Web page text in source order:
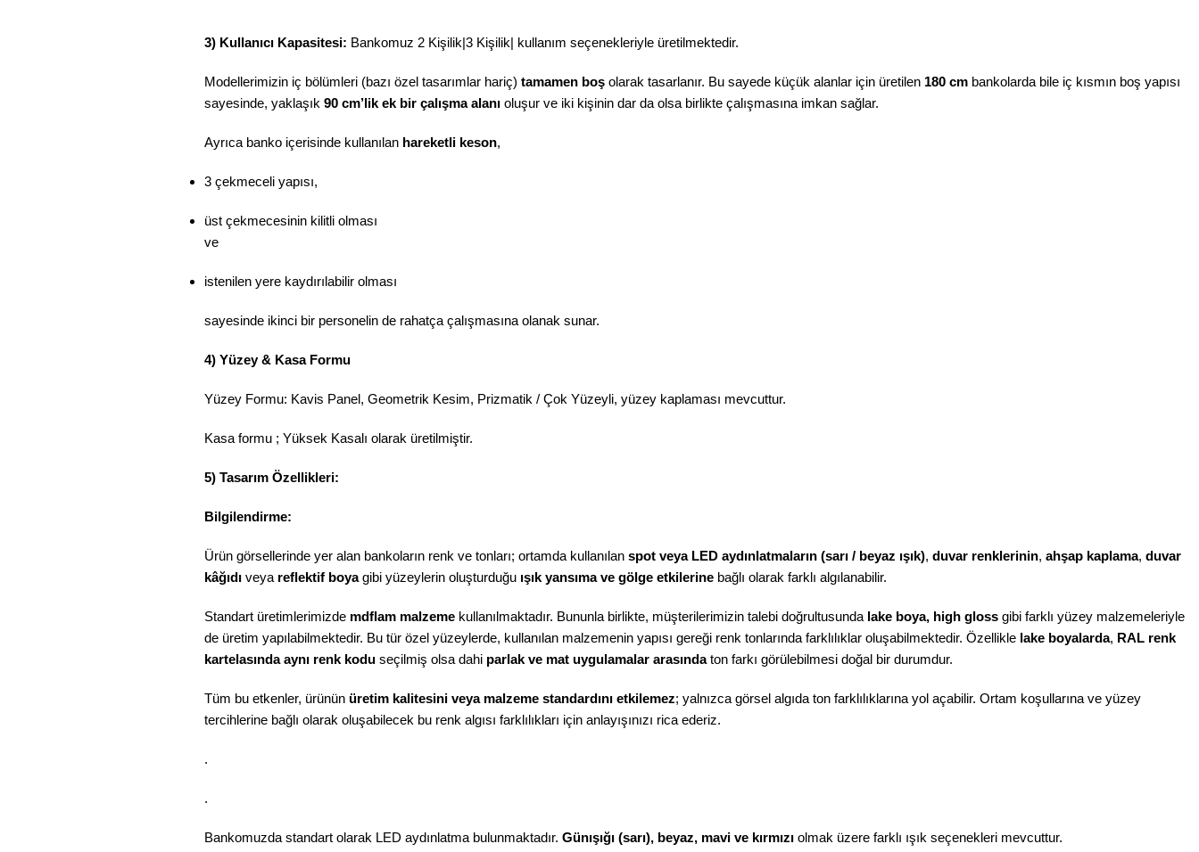
3) Kullanıcı Kapasitesi: Bankomuz 2 Kişilik|3 Kişilik| kullanım seçenekleriyle üretilmektedir.
Modellerimizin iç bölümleri (bazı özel tasarımlar hariç) tamamen boş olarak tasarlanır. Bu sayede küçük alanlar için üretilen 180 cm bankolarda bile iç kısmın boş yapısı
sayesinde, yaklaşık 90 cm’lik ek bir çalışma alanı oluşur ve iki kişinin dar da olsa birlikte çalışmasına imkan sağlar.
Ayrıca banko içerisinde kullanılan hareketli keson,
3 çekmeceli yapısı,
üst çekmecesinin kilitli olması
ve
istenilen yere kaydırılabilir olması
sayesinde ikinci bir personelin de rahatça çalışmasına olanak sunar.
4) Yüzey & Kasa Formu
Yüzey Formu: Kavis Panel, Geometrik Kesim, Prizmatik / Çok Yüzeyli, yüzey kaplaması mevcuttur.
Kasa formu ; Yüksek Kasalı olarak üretilmiştir.
5) Tasarım Özellikleri:
Bilgilendirme:
Ürün görsellerinde yer alan bankoların renk ve tonları; ortamda kullanılan spot veya LED aydınlatmaların (sarı / beyaz ışık), duvar renklerinin, ahşap kaplama, duvar
kâğıdı veya reflektif boyagibi yüzeylerin oluşturduğu ışık yansıma ve gölge etkilerine bağlı olarak farklı algılanabilir.
Standart üretimlerimizde mdflam malzeme kullanılmaktadır. Bununla birlikte, müşterilerimizin talebi doğrultusunda lake boya, high gloss gibi farklı yüzey malzemeleriyle
de üretim yapılabilmektedir. Bu tür özel yüzeylerde, kullanılan malzemenin yapısı gereği renk tonlarında farklılıklar oluşabilmektedir. Özellikle lake boyalarda, RAL renk
kartelasında aynı renk kodu seçilmiş olsa dahi parlak ve mat uygulamalar arasındaton farkı görülebilmesi doğal bir durumdur.
Tüm bu etkenler, ürünün üretim kalitesini veya malzeme standardını etkilemez; yalnızca görsel algıda ton farklılıklarına yol açabilir. Ortam koşullarına ve yüzey
tercihlerine bağlı olarak oluşabilecek bu renk algısı farklılıkları için anlayışınızı rica ederiz.
.
.
Bankomuzda standart olarak LED aydınlatma bulunmaktadır. Günışığı (sarı), beyaz, mavi ve kırmızı olmak üzere farklı ışık seçenekleri mevcuttur.